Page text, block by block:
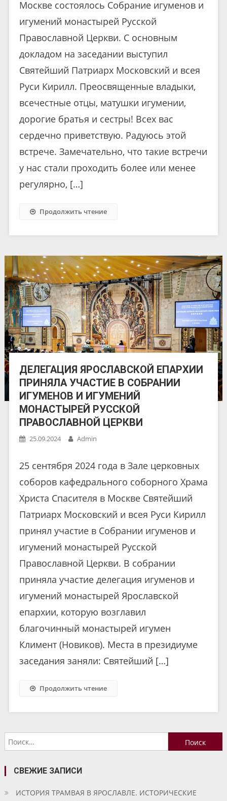
Москве состоялось Собрание игуменов и
игумений монастырей Русской
Православной Церкви. С основным
докладом на заседании выступил
Святейший Патриарх Московский и всея
Руси Кирилл. Преосвященные владыки,
всечестные отцы, матушки игумении,
дорогие братья и сестры! Всех вас
сердечно приветствую. Радуюсь этой
встрече. Замечательно, что такие встречи
у нас стали проходить более или менее
регулярно, […]
Продолжить чтение
ДЕЛЕГАЦИЯ ЯРОСЛАВСКОЙ ЕПАРХИИ
ПРИНЯЛА УЧАСТИЕ В СОБРАНИИ
ИГУМЕНОВ И ИГУМЕНИЙ
МОНАСТЫРЕЙ РУССКОЙ
ПРАВОСЛАВНОЙ ЦЕРКВИ
25.09.2024 Admin
25 сентября 2024 года в Зале церковных
соборов кафедрального соборного Храма
Христа Спасителя в Москве Святейший
Патриарх Московский и всея Руси Кирилл
принял участие в Собрании игуменов и
игумений монастырей Русской
Православной Церкви. В собрании
приняла участие делегация игуменов и
игумений монастырей Ярославской
епархии, которую возглавил
благочинный монастырей игумен
Климент (Новиков). Места в президиуме
заседания заняли: Святейший […]
Продолжить чтение
Найти:
СВЕЖИЕ ЗАПИСИ
ИСТОРИЯ ТРАМВАЯ В ЯРОСЛАВЛЕ. ИСТОРИЧЕСКИЕ